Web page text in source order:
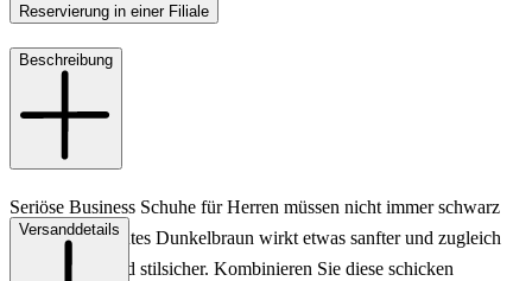
Reservierung in einer Filiale
Beschreibung
Seriöse Business Schuhe für Herren müssen nicht immer schwarz
sein - ein elegantes Dunkelbraun wirkt etwas sanfter und zugleich
sehr modern und stilsicher. Kombinieren Sie diese schicken
Versanddetails